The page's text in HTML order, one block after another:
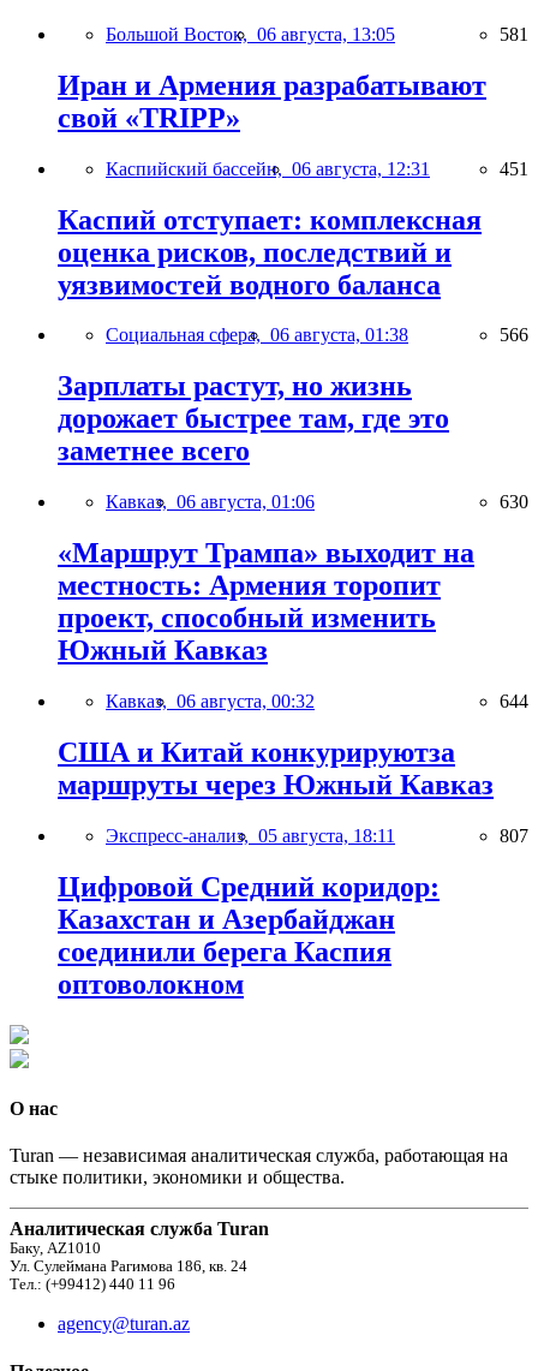
Большой Восток, 06 августа, 13:05 581
Иран и Армения разрабатывают
свой «TRIPP»
Каспийский бассейн, 06 августа, 12:31 451
Каспий отступает: комплексная
оценка рисков, последствий и
уязвимостей водного баланса
Социальная сфера, 06 августа, 01:38 566
Зарплаты растут, но жизнь
дорожает быстрее там, где это
заметнее всего
Кавказ, 06 августа, 01:06 630
«Маршрут Трампа» выходит на
местность: Армения торопит
проект, способный изменить
Южный Кавказ
Кавказ, 06 августа, 00:32 644
США и Китай конкурируютза
маршруты через Южный Кавказ
Экспресс-анализ, 05 августа, 18:11 807
Цифровой Средний коридор:
Казахстан и Азербайджан
соединили берега Каспия
оптоволокном
О нас
Turan — независимая аналитическая служба, работающая на
стыке политики, экономики и общества.
Аналитическая служба Turan
Баку, AZ1010
Ул. Сулеймана Рагимова 186, кв. 24
Тел.: (+99412) 440 11 96
agency@turan.az